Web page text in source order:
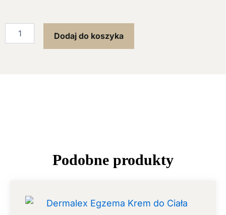
Skóry
Dodaj do koszyka
Podobne produkty